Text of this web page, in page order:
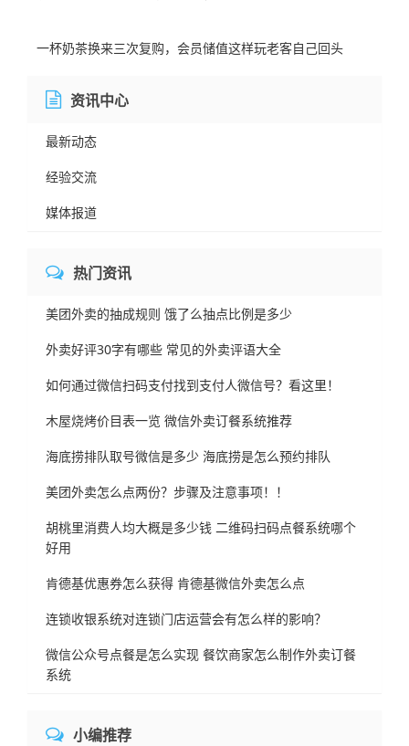
一杯奶茶换来三次复购，会员储值这样玩老客自己回头
资讯中心
最新动态
经验交流
媒体报道
热门资讯
美团外卖的抽成规则 饿了么抽点比例是多少
外卖好评30字有哪些 常见的外卖评语大全
如何通过微信扫码支付找到支付人微信号？看这里！
木屋烧烤价目表一览 微信外卖订餐系统推荐
海底捞排队取号微信是多少 海底捞是怎么预约排队
美团外卖怎么点两份？步骤及注意事项！！
胡桃里消费人均大概是多少钱 二维码扫码点餐系统哪个
好用
肯德基优惠券怎么获得 肯德基微信外卖怎么点
连锁收银系统对连锁门店运营会有怎么样的影响？
微信公众号点餐是怎么实现 餐饮商家怎么制作外卖订餐
系统
小编推荐